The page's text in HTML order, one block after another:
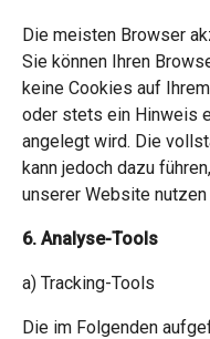
Die meisten Browser
Sie können Ihren
keine Cookies auf
oder stets ein Hinweis
angelegt wird. Die
kann jedoch dazu
unserer Website nutzen
6. Analyse-Tools
a) Tracking-Tools
Die im Folgenden